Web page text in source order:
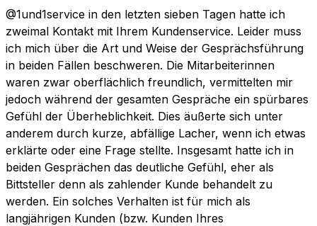
@1und1service in den letzten sieben Tagen hatte ich
zweimal Kontakt mit Ihrem Kundenservice. Leider muss
ich mich über die Art und Weise der Gesprächsführung
in beiden Fällen beschweren. Die Mitarbeiterinnen
waren zwar oberflächlich freundlich, vermittelten mir
jedoch während der gesamten Gespräche ein spürbares
Gefühl der Überheblichkeit. Dies äußerte sich unter
anderem durch kurze, abfällige Lacher, wenn ich etwas
erklärte oder eine Frage stellte. Insgesamt hatte ich in
beiden Gesprächen das deutliche Gefühl, eher als
Bittsteller denn als zahlender Kunde behandelt zu
werden. Ein solches Verhalten ist für mich als
langjährigen Kunden (bzw. Kunden Ihres